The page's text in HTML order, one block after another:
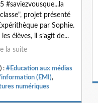
#saviezvousque...la
projet présenté
par Sophie.
les élèves, il s’agit de...
la suite
: #Education aux médias
(EMI),
numériques